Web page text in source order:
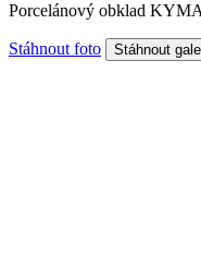
Porcelánový obklad
Stáhnout foto